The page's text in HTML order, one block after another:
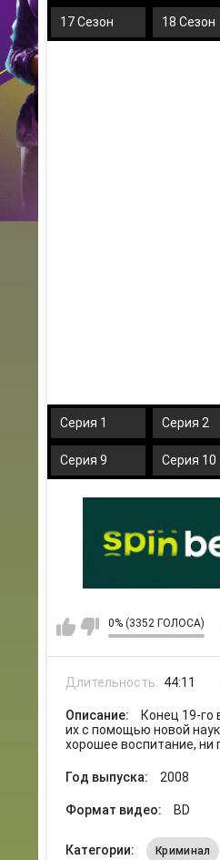
17 Сезон 18 Сезон
Серия 1 Серия 2
Серия 9 Серия 10
0% (3352 ГОЛОСА)
Длительность: 44:11
Описание:
Конец 19-го
их с помощью новой
хорошее воспитание,
Год выпуска: 2008
Формат видео: BD
Категории: Криминал